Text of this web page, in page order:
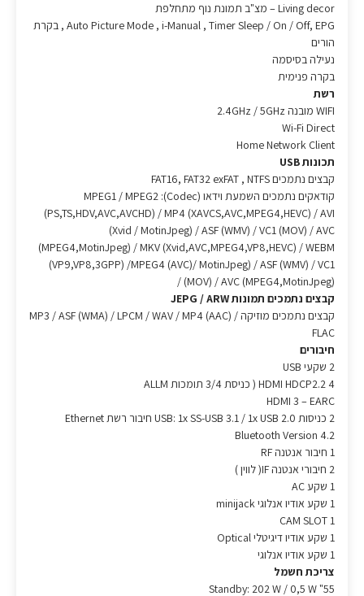
Living decor – מצ"ב תמונת נוף מתחלפת
Auto Picture Mode , i-Manual , Timer Sleep / On / Off, EPG , בקרת
הורים
נעילה בסיסמה
בקרה פנימית
רשת
WIFI מובנה 2.4GHz / 5GHz
Wi-Fi Direct
Home Network Client
תכונות USB
קבצים נתמכים FAT16, FAT32 exFAT , NTFS
קודאקים נתמכים השמעת וידאו (Codec): MPEG1 / MPEG2
(PS,TS,HDV,AVC,AVCHD) / MP4 (XAVCS,AVC,MPEG4,HEVC) / AVI
(Xvid / MotinJpeg) / ASF (WMV) / VC1 (MOV) / AVC
(MPEG4,MotinJpeg) / MKV (Xvid,AVC,MPEG4,VP8,HEVC) / WEBM
(VP9,VP8,3GPP) /MPEG4 (AVC)/ MotinJpeg) / ASF (WMV) / VC1
(MOV) / AVC (MPEG4,MotinJpeg) /
קבצים נתמכים תמונות JEPG / ARW
קבצים נתמכים מוזיקה MP3 / ASF (WMA) / LPCM / WAV / MP4 (AAC) /
FLAC
חיבורים
2 שקעי USB
4 HDMI HDCP2.2 ( כניסת 3/4 תומכות ALLM
HDMI 3 – EARC
2 כניסות USB: 1x SS-USB 3.1 / 1x USB 2.0 חיבור רשת Ethernet
Bluetooth Version 4.2
1 חיבור אנטנה RF
2 חיבורי אנטנה IF( לווין )
1 שקע AC
1 שקע אודיו אנלוגי minijack
1 CAM SLOT
1 שקע אודיו דיגיטלי Optical
1 שקע אודיו אנלוגי
צריכת חשמל
55" Standby: 202 W / 0,5 W